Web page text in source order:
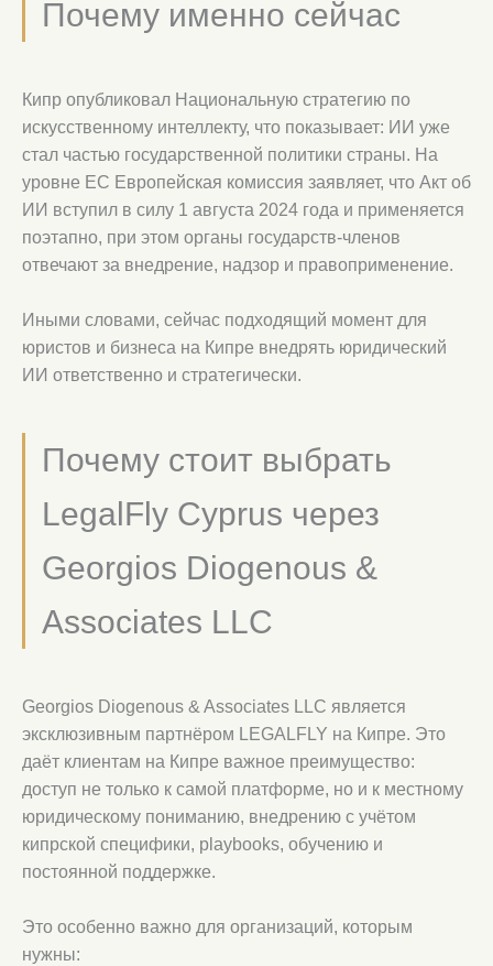
Почему именно сейчас
Кипр опубликовал Национальную стратегию по
искусственному интеллекту, что показывает: ИИ уже
стал частью государственной политики страны. На
уровне ЕС Европейская комиссия заявляет, что Акт об
ИИ вступил в силу 1 августа 2024 года и применяется
поэтапно, при этом органы государств-членов
отвечают за внедрение, надзор и правоприменение.
Иными словами, сейчас подходящий момент для
юристов и бизнеса на Кипре внедрять юридический
ИИ ответственно и стратегически.
Почему стоит выбрать
LegalFly Cyprus через
Georgios Diogenous &
Associates LLC
Georgios Diogenous & Associates LLC является
эксклюзивным партнёром LEGALFLY на Кипре. Это
даёт клиентам на Кипре важное преимущество:
доступ не только к самой платформе, но и к местному
юридическому пониманию, внедрению с учётом
кипрской специфики, playbooks, обучению и
постоянной поддержке.
Это особенно важно для организаций, которым
нужны: